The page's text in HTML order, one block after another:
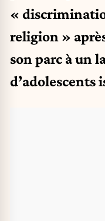
«
religion »
son parc à un
d’adolescents